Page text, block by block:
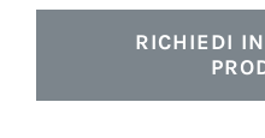
RICHIEDI